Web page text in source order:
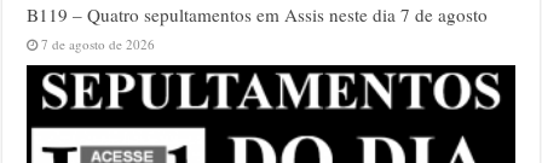
B119 – Quatro sepultamentos em Assis neste dia 7 de agosto
7 de agosto de 2026